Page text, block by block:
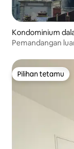
Kondominium
Pemandangan
Pilihan tetamu
Pilihan tetamu